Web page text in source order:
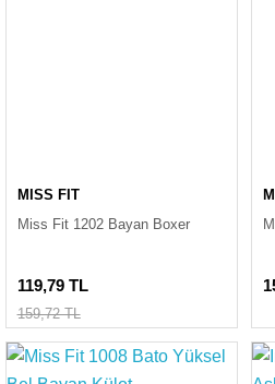
MISS FIT
Miss Fit 1202 Bayan Boxer
119,79 TL
159,72 TL